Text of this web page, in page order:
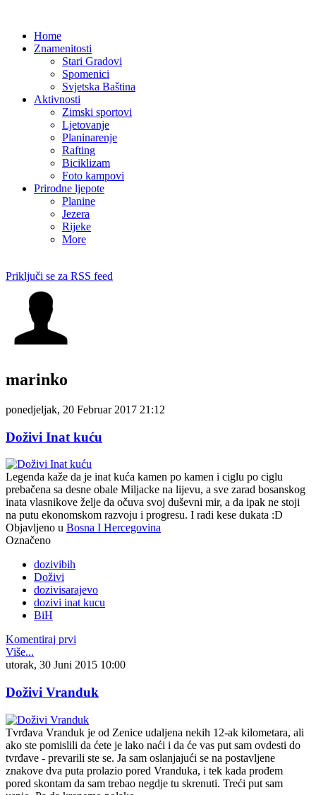
Home
Znamenitosti
Stari Gradovi
Spomenici
Svjetska Baština
Aktivnosti
Zimski sportovi
Ljetovanje
Planinarenje
Rafting
Biciklizam
Foto kampovi
Prirodne ljepote
Planine
Jezera
Rijeke
More
Priključi se za RSS feed
marinko
ponedjeljak, 20 Februar 2017 21:12
Doživi Inat kuću
Legenda kaže da je inat kuća kamen po kamen i ciglu po ciglu
prebačena sa desne obale Miljacke na lijevu, a sve zarad bosanskog
inata vlasnikove želje da očuva svoj duševni mir, a da ipak ne stoji
na putu ekonomskom razvoju i progresu. I radi kese dukata :D
Objavljeno u Bosna I Hercegovina
Označeno
dozivibih
Doživi
dozivisarajevo
dozivi inat kucu
BiH
Komentiraj prvi
Više...
utorak, 30 Juni 2015 10:00
Doživi Vranduk
Tvrđava Vranduk je od Zenice udaljena nekih 12-ak kilometara, ali
ako ste pomislili da ćete je lako naći i da će vas put sam ovdesti do
tvrđave - prevarili ste se. Ja sam oslanjajući se na postavljene
znakove dva puta prolazio pored Vranduka, i tek kada prođem
pored skontam da sam trebao negdje tu skrenuti. Treći put sam